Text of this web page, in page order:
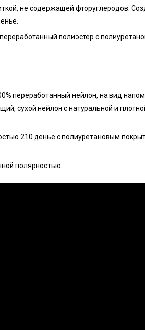
не содержащей фторуглеродов.
полиэстер с
переработанный нейлон, на вид
сухой нейлон с натуральной и
210 денье с полиуретановым
полярностью.